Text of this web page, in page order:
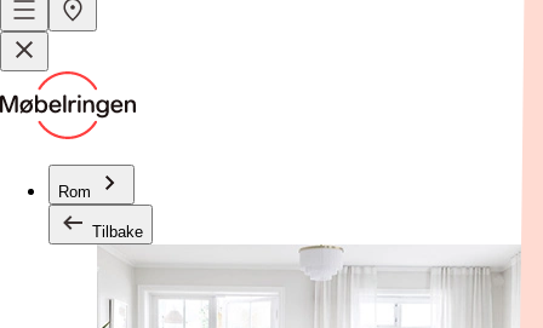
Rom
Tilbake